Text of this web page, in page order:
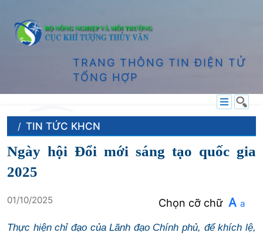
TRANG THÔNG TIN ĐIỆN TỬ
TỔNG HỢP
TIN TỨC KHCN
Ngày hội Đổi mới sáng tạo quốc gia
2025
01/10/2025 Chọn cỡ chữ A a
Thực hiện chỉ đạo của Lãnh đạo Chính phủ, để khích lệ,